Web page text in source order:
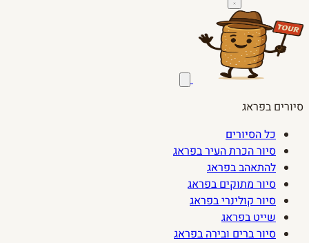
סיורים בפראג
כל הסיורים
סיור הכרת העיר בפראג
להתאהב בפראג
סיור מתוקים בפראג
סיור קולינרי בפראג
שייט בפראג
סיור ברים ובירה בפראג